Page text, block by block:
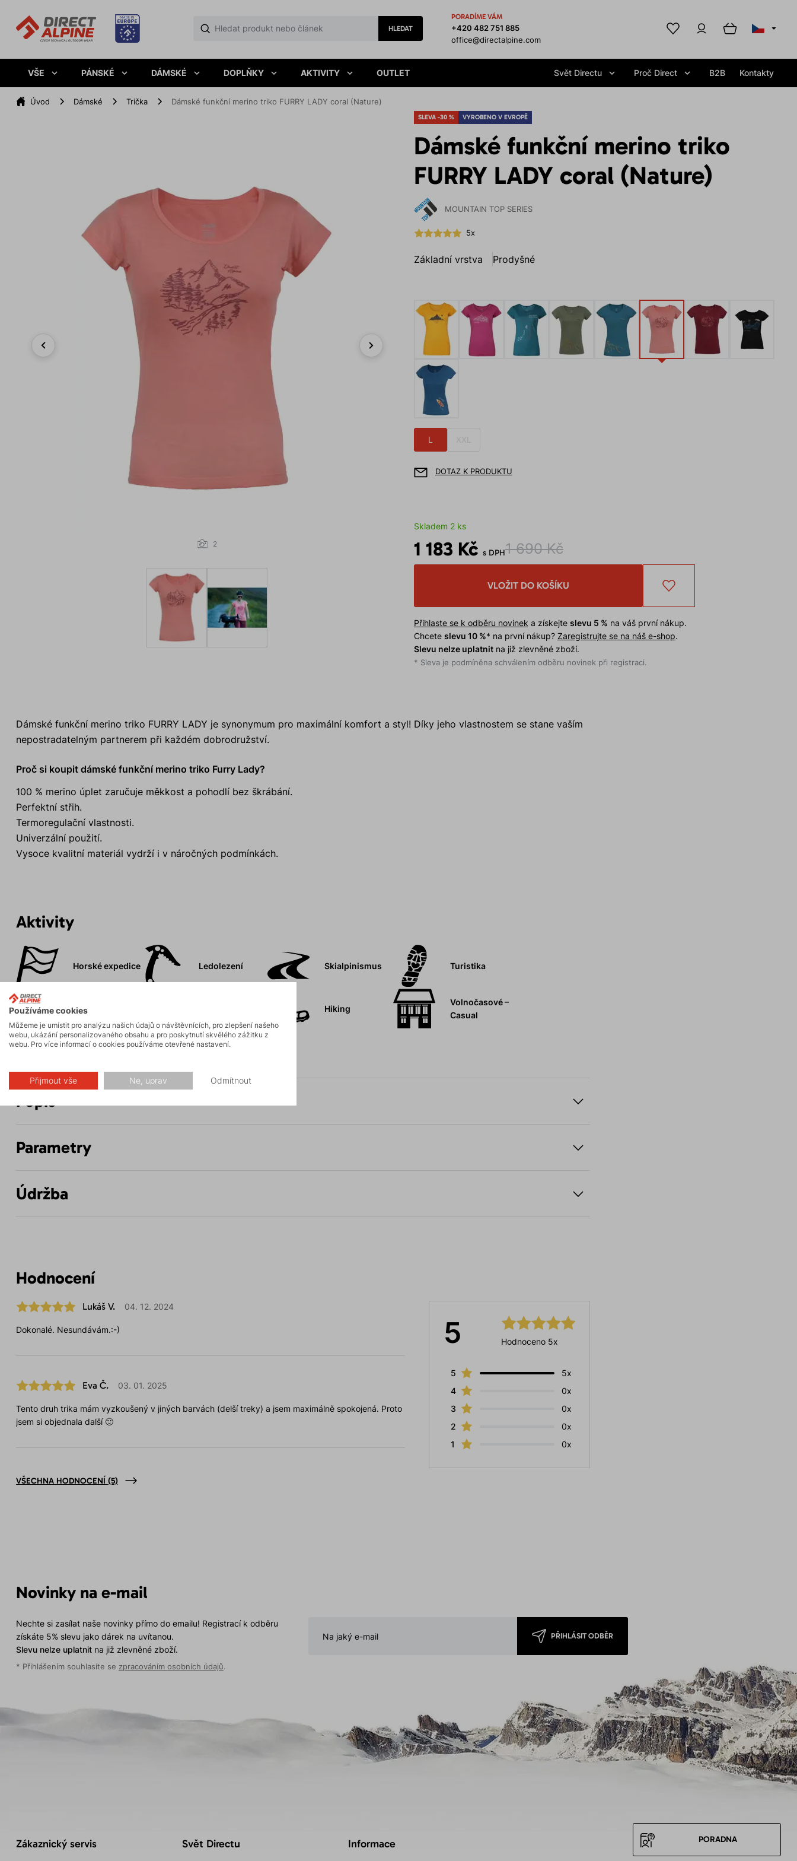
HLEDAT
PORADÍME VÁM
+420 482 751 885
office@directalpine.com
VŠE PÁNSKÉ DÁMSKÉ DOPLŇKY AKTIVITY OUTLET Svět Directu Proč Direct B2B Kontakty
Úvod Dámské Trička Dámské funkční merino triko FURRY LADY coral (Nature)
SLEVA -30 % VYROBENO V EVROPĚ
Dámské funkční merino triko
FURRY LADY coral (Nature)
MOUNTAIN TOP SERIES
5x
Základní vrstva Prodyšné
2
L XXL
DOTAZ K PRODUKTU
Skladem 2 ks
1 183 Kč s DPH1 690 Kč
VLOŽIT DO KOŠÍKU
Přihlaste se k odběru novinek a získejte slevu 5 % na váš první nákup.
Chcete slevu 10 %* na první nákup? Zaregistrujte se na náš e-shop.
Slevu nelze uplatnitna již zlevněné zboží.
* Sleva je podmíněna schválením odběru novinek při registraci.
Dámské funkční merino triko FURRY LADY je synonymum pro maximální komfort a styl! Díky jeho vlastnostem se stane vaším
nepostradatelným partnerem při každém dobrodružství.
Proč si koupit dámské funkční merino triko Furry Lady?
100 % merino úplet zaručuje měkkost a pohodlí bez škrábání.
Perfektní střih.
Termoregulační vlastnosti.
Univerzální použití.
Vysoce kvalitní materiál vydrží i v náročných podmínkách.
Aktivity
Horské expedice Ledolezení Skialpinismus Turistika
ferraty
Hiking
Volnočasové –
Casual
Popis
Parametry
Údržba
Hodnocení
5 Hodnoceno 5x
5
5x
4
0x
3
0x
2
0x
1
0x
Lukáš V. 04. 12. 2024
Dokonalé. Nesundávám.:-)
Eva Č. 03. 01. 2025
Tento druh trika mám vyzkoušený v jiných barvách (delší treky) a jsem maximálně spokojená. Proto
jsem si objednala další 🙂
VŠECHNA HODNOCENÍ (5)
Novinky na e-mail
Nechte si zasílat naše novinky přímo do emailu! Registrací k odběru
získáte 5% slevu jako dárek na uvítanou.
Slevu nelze uplatnitna již zlevněné zboží.
* Přihlášením souhlasíte se zpracováním osobních údajů.
PŘIHLÁSIT ODBĚR
Zákaznický servis Svět Directu Informace PORADNA
Používáme cookies
Můžeme je umístit pro analýzu našich údajů o návštěvnících, pro zlepšení našeho
webu, ukázání personalizovaného obsahu a pro poskytnutí skvělého zážitku z
webu. Pro více informací o cookies používáme otevřené nastavení.
Přijmout vše Ne, uprav Odmítnout